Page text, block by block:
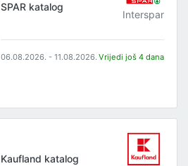
SPAR katalog
Interspar
06.08.2026. - 11.08.2026. Vrijedi još 4 dana
Kaufland katalog